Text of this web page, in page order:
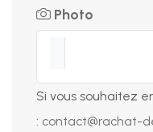
Photo
Si vous souhaitez
: contact@rachat-